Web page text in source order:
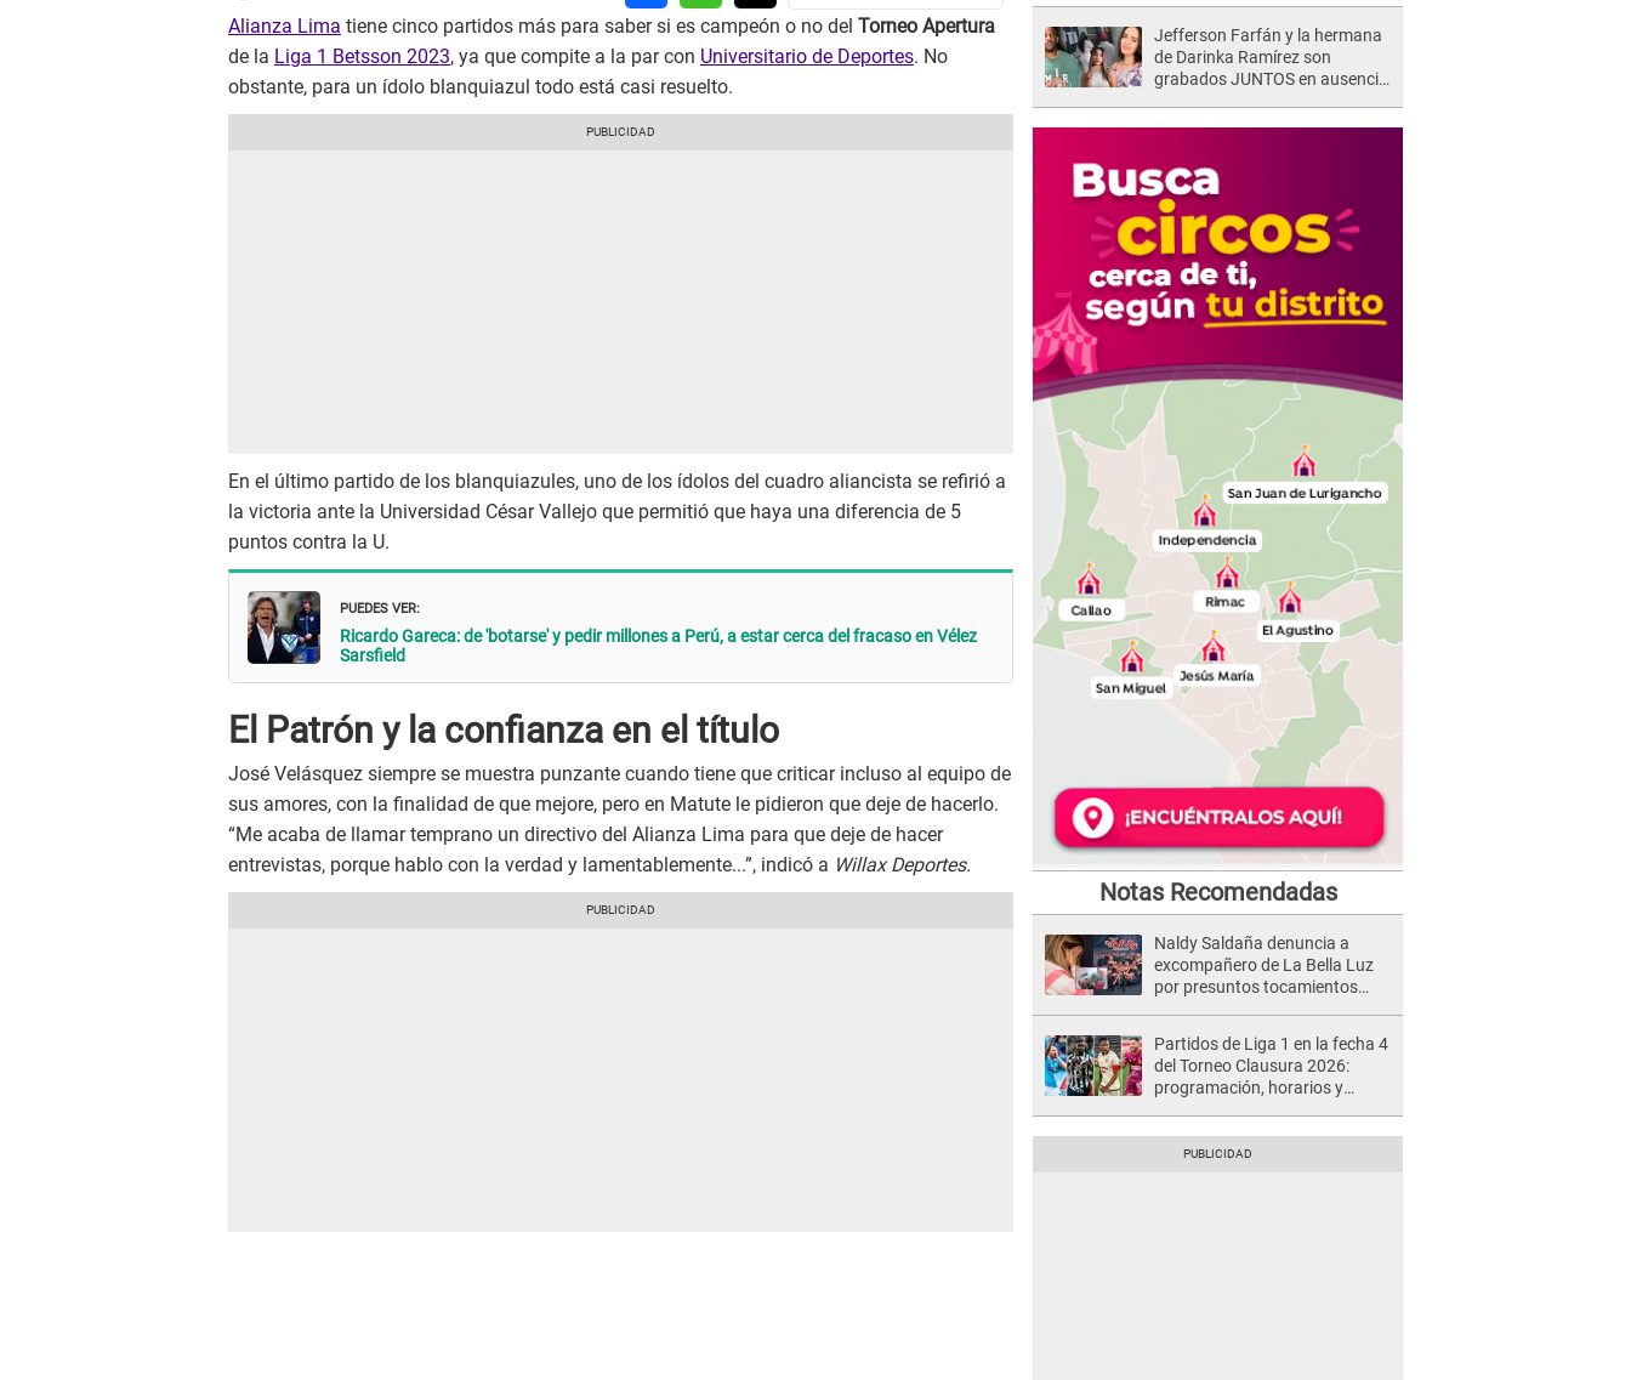
Alianza Lima tiene cinco partidos más para saber si es campeón o no del Torneo Apertura
de la Liga 1 Betsson 2023, ya que compite a la par con Universitario de Deportes. No
obstante, para un ídolo blanquiazul todo está casi resuelto.
En el último partido de los blanquiazules, uno de los ídolos del cuadro aliancista se refirió a
la victoria ante la Universidad César Vallejo que permitió que haya una diferencia de 5
puntos contra la U.
PUEDES VER:
Ricardo Gareca: de 'botarse' y pedir millones a Perú, a estar cerca del fracaso en Vélez
Sarsfield
El Patrón y la confianza en el título
José Velásquez siempre se muestra punzante cuando tiene que criticar incluso al equipo de
sus amores, con la finalidad de que mejore, pero en Matute le pidieron que deje de hacerlo.
“Me acaba de llamar temprano un directivo del Alianza Lima para que deje de hacer
entrevistas, porque hablo con la verdad y lamentablemente...”, indicó a Willax Deportes.
Jefferson Farfán y la hermana
de Darinka Ramírez son
grabados JUNTOS en ausencia
Notas Recomendadas
Naldy Saldaña denuncia a
excompañero de La Bella Luz
por presuntos tocamientos
Partidos de Liga 1 en la fecha 4
del Torneo Clausura 2026:
programación, horarios y